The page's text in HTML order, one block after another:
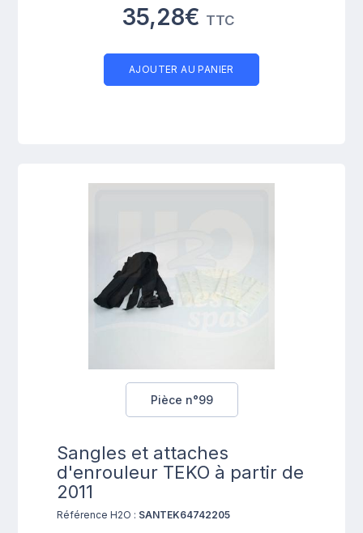
35,28€ TTC
AJOUTER AU PANIER
Pièce n°99
Sangles et attaches
d'enrouleur TEKO à partir de
2011
Référence H2O : SANTEK64742205